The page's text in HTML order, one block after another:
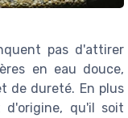
pas d'attirer
en eau douce,
de dureté. En plus
qu'il soit